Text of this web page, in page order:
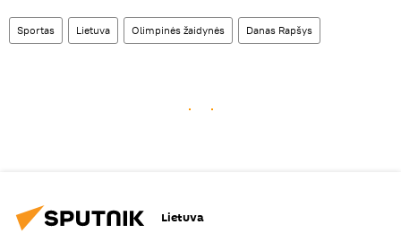
Sportas Lietuva Olimpinės žaidynės Danas Rapšys
Lietuva